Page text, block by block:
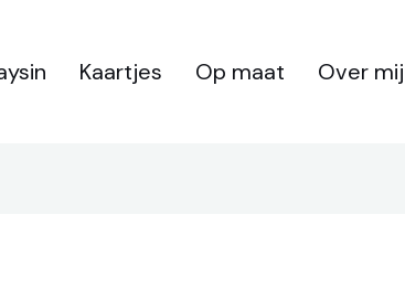
Kaartjes Op maat Over mij